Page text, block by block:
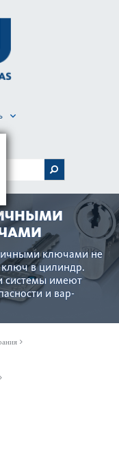
ключами не
ключ в цилиндр.
сис­темы имеют
и вар­